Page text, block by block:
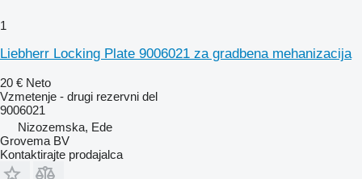
1
Liebherr Locking Plate 9006021 za gradbena mehanizacija
20 € Neto
Vzmetenje - drugi rezervni del
9006021
Nizozemska, Ede
Grovema BV
Kontaktirajte prodajalca